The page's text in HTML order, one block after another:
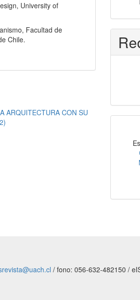
University of
Facultad de
Chile.
ARQUITECTURA CON SU
/ fono: 056-632-482150 /